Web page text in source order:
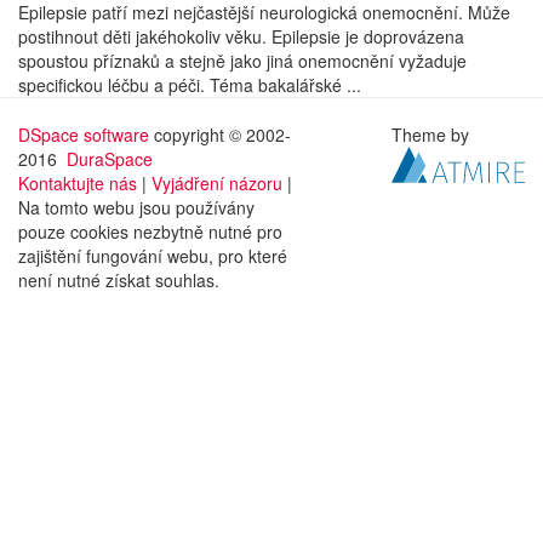
Epilepsie patří mezi nejčastější neurologická onemocnění. Může
postihnout děti jakéhokoliv věku. Epilepsie je doprovázena
spoustou příznaků a stejně jako jiná onemocnění vyžaduje
specifickou léčbu a péči. Téma bakalářské ...
DSpace software copyright © 2002-
2016 DuraSpace
Kontaktujte nás | Vyjádření názoru |
Na tomto webu jsou používány
pouze cookies nezbytně nutné pro
zajištění fungování webu, pro které
není nutné získat souhlas.
Theme by